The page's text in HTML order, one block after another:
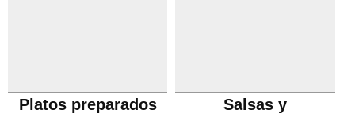
Platos preparados
Salsas y